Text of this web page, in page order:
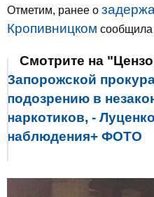
Отметим, ранее о
Кропивницком сообщила
Смотрите на
Запорожской
подозрению в
наркотиков, -
наблюдения+ ФОТО